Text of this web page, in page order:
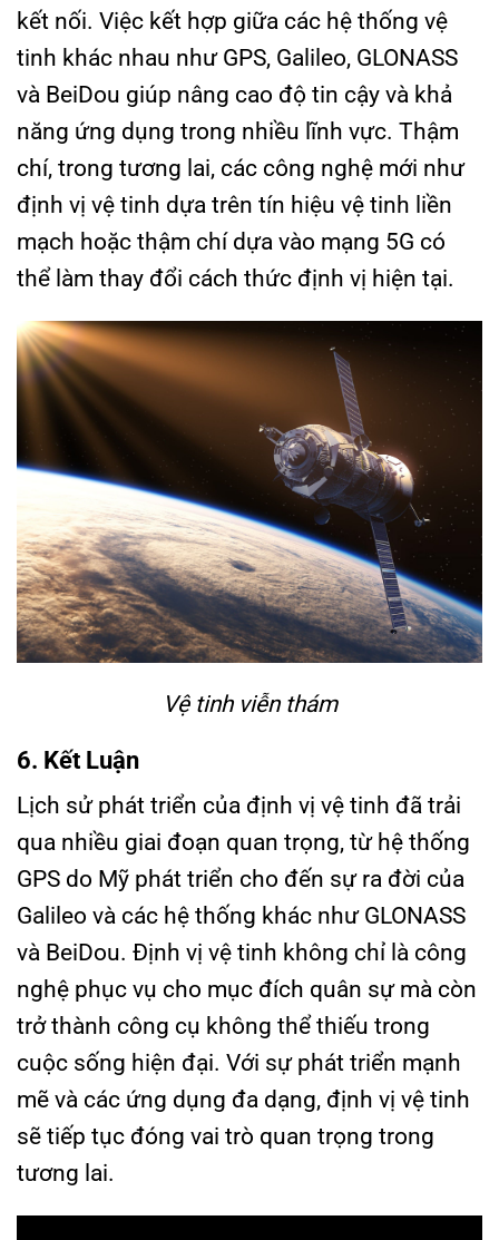
kết nối. Việc kết hợp giữa các hệ thống vệ
tinh khác nhau như GPS, Galileo, GLONASS
và BeiDou giúp nâng cao độ tin cậy và khả
năng ứng dụng trong nhiều lĩnh vực. Thậm
chí, trong tương lai, các công nghệ mới như
định vị vệ tinh dựa trên tín hiệu vệ tinh liền
mạch hoặc thậm chí dựa vào mạng 5G có
thể làm thay đổi cách thức định vị hiện tại.
Vệ tinh viễn thám
6. Kết Luận
Lịch sử phát triển của định vị vệ tinh đã trải
qua nhiều giai đoạn quan trọng, từ hệ thống
GPS do Mỹ phát triển cho đến sự ra đời của
Galileo và các hệ thống khác như GLONASS
và BeiDou. Định vị vệ tinh không chỉ là công
nghệ phục vụ cho mục đích quân sự mà còn
trở thành công cụ không thể thiếu trong
cuộc sống hiện đại. Với sự phát triển mạnh
mẽ và các ứng dụng đa dạng, định vị vệ tinh
sẽ tiếp tục đóng vai trò quan trọng trong
tương lai.